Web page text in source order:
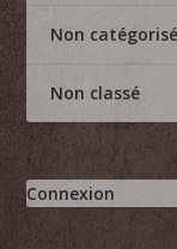
Non catégorisé
Non classé
Connexion